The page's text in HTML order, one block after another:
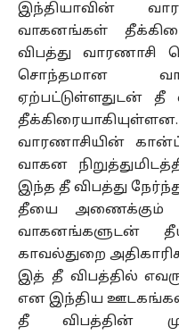
இந்தியாவின்
வாகனங்கள்
விபத்து வாரணாசி
சொந்தமான
ஏற்பட்டுள்ளதுடன் தீ
தீக்கிரையாகியுள்ளன.
வாரணாசியின்
வாகன
இந்த தீ விபத்து
தீயை அணைக்கும்
வாகனங்களுடன்
காவல்துறை
இத் தீ விபத்தில்
என இந்திய ஊடகங்கள்
தீ விபத்தின்